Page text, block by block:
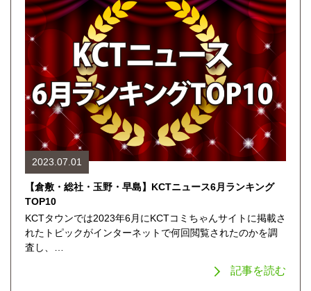
2023.07.01
【倉敷・総社・玉野・早島】KCTニュース6月ランキング
TOP10
KCTタウンでは2023年6月にKCTコミちゃんサイトに掲載さ
れたトピックがインターネットで何回閲覧されたのかを調
査し、…
記事を読む